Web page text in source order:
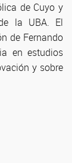
de Cuyo y
la UBA. El
de Fernando
en estudios
y sobre